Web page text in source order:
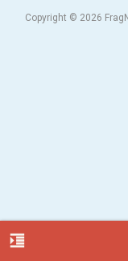
format_indent_increase
Copyright © 2026